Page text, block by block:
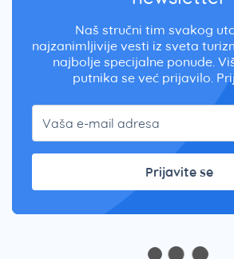
Naš stručni tim svakog
najzanimljivije vesti iz sveta
najbolje specijalne ponude.
putnika se već prijavilo.
Prijavite se